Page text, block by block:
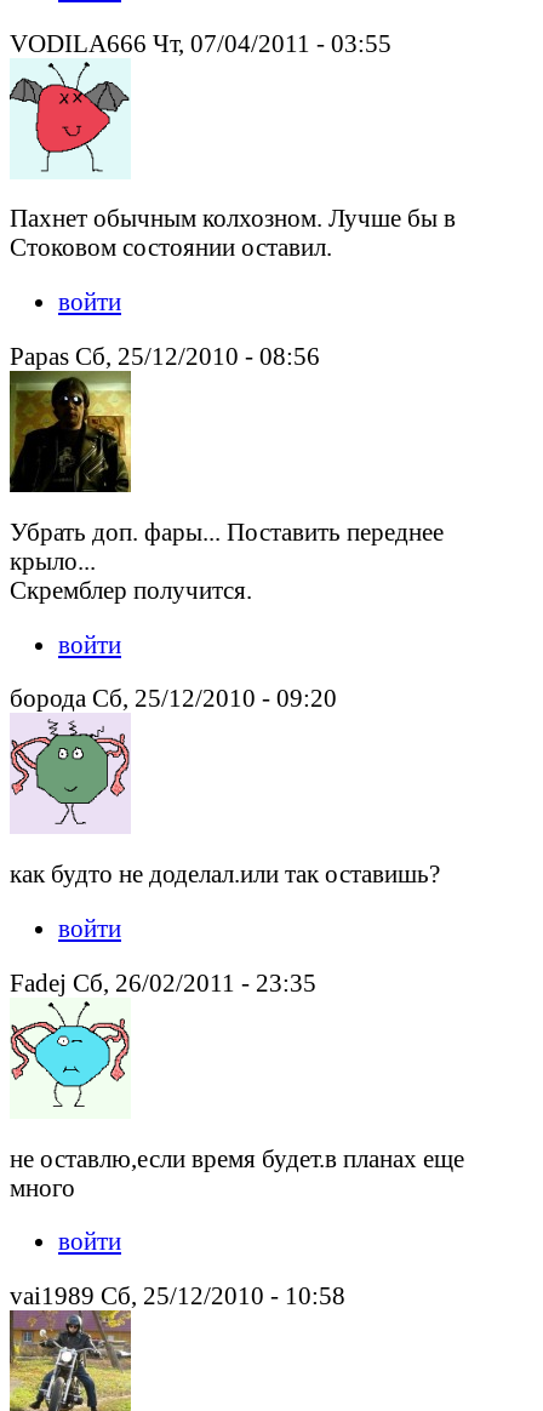
VODILA666 Чт, 07/04/2011 - 03:55
Пахнет обычным колхозном. Лучше бы в
Стоковом состоянии оставил.
войти
Papas Сб, 25/12/2010 - 08:56
Убрать доп. фары... Поставить переднее
крыло...
Скремблер получится.
войти
борода Сб, 25/12/2010 - 09:20
как будто не доделал.или так оставишь?
войти
Fadej Сб, 26/02/2011 - 23:35
не оставлю,если время будет.в планах еще
много
войти
vai1989 Сб, 25/12/2010 - 10:58